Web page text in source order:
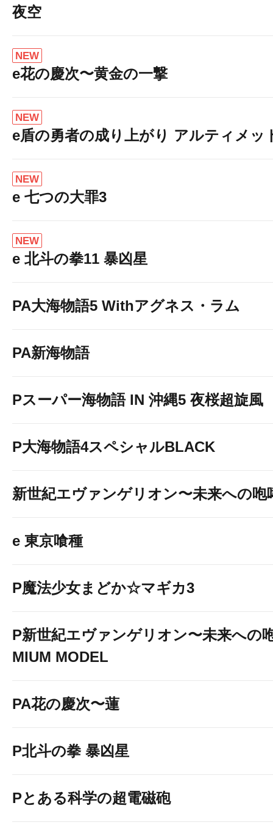
夜空
NEW
e花の慶次〜黄金の一撃
NEW
e盾の勇者の成り上がり アルティメッ
NEW
e 七つの大罪3
NEW
e 北斗の拳11 暴凶星
PA大海物語5 Withアグネス・ラム
PA新海物語
Pスーパー海物語 IN 沖縄5 夜桜超旋風
P大海物語4スペシャルBLACK
新世紀エヴァンゲリオン〜未来への咆
e 東京喰種
P魔法少女まどか☆マギカ3
P新世紀エヴァンゲリオン〜未来への
MIUM MODEL
PA花の慶次〜蓮
P北斗の拳 暴凶星
Pとある科学の超電磁砲